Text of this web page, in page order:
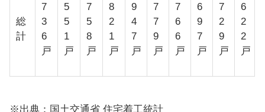
総
計
7
3
6
戸
5
5
1
戸
7
5
8
戸
8
2
1
戸
9
4
7
戸
7
7
9
戸
7
6
6
戸
6
9
7
戸
7
2
9
戸
6
2
2
戸
※出典：国土交通省 住宅着工統計